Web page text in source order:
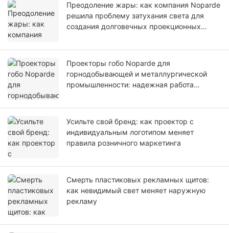
Преодоление жары: как компания Noparde
решила проблему затухания света для
создания долговечных проекционных
Проекторы гобо Noparde для
горнодобывающей и металлургической
промышленности: надежная работа
охлаждения.
Усильте свой бренд: как проектор с
индивидуальным логотипом меняет
правила розничного маркетинга
Смерть пластиковых рекламных щитов:
как невидимый свет меняет наружную
рекламу